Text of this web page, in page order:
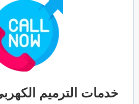
خدمات الترميم